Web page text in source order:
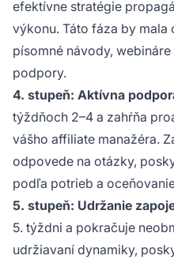
efektívne stratégie
výkonu. Táto fáza by
písomné návody,
podpory.
4. stupeň: Aktívna
týždňoch 2–4 a zahŕňa
vášho affiliate manažéra.
odpovede na otázky,
podľa potrieb a
5. stupeň: Udržanie
5. týždni a pokračuje
udržiavaní dynamiky,